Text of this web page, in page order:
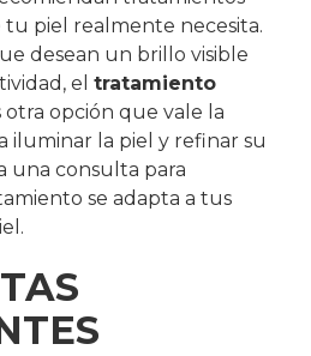
tu piel realmente necesita.
desean un brillo visible
el tratamiento
otra opción que vale la
iluminar la piel y refinar su
una consulta para
se adapta a tus